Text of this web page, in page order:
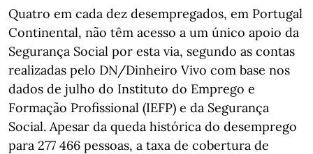
Quatro em cada dez desempregados, em Portugal
Continental, não têm acesso a um único apoio da
Segurança Social por esta via, segundo as contas
realizadas pelo DN/Dinheiro Vivo com base nos
dados de julho do Instituto do Emprego e
Formação Profissional (IEFP) e da Segurança
Social. Apesar da queda histórica do desemprego
para 277 466 pessoas, a taxa de cobertura de